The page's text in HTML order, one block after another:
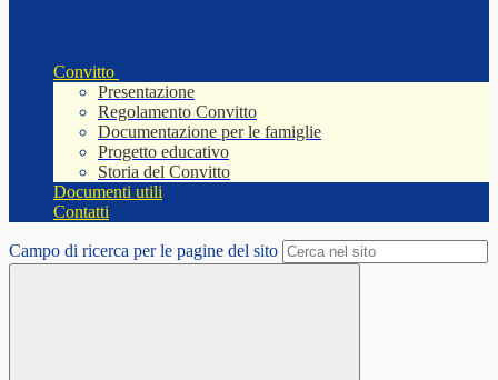
Convitto
Presentazione
Regolamento Convitto
Documentazione per le famiglie
Progetto educativo
Storia del Convitto
Documenti utili
Contatti
Campo di ricerca per le pagine del sito